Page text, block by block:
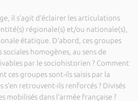
il s’agit d’éclairer les articulations
régionale(s) et/ou nationale(s),
étatique. D’abord, ces groupes
homogènes, au sens de
par le sociohistorien ? Comment
ces groupes sont-ils saisis par la
s’en retrouvent-ils renforcés ? Divisés
mobilisés dans l’armée française ?